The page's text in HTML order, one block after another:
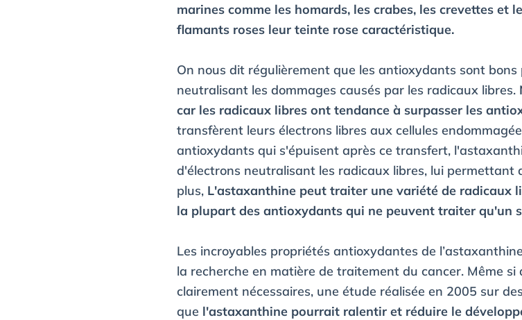
marines comme les homards, les crabes, les crevettes et
flamants roses leur teinte rose caractéristique.
On nous dit régulièrement que les antioxydants sont
neutralisant les dommages causés par les radicaux libres.
car les radicaux libres ont tendance à surpasser les
transfèrent leurs électrons libres aux cellules
antioxydants qui s'épuisent après ce transfert,
d'électrons neutralisant les radicaux libres, lui permettant
plus, L'astaxanthine peut traiter une variété de radicaux
la plupart des antioxydants qui ne peuvent traiter qu'un
Les incroyables propriétés antioxydantes de
la recherche en matière de traitement du cancer. Même
clairement nécessaires, une étude réalisée en 2005 sur
que l'astaxanthine pourrait ralentir et réduire le